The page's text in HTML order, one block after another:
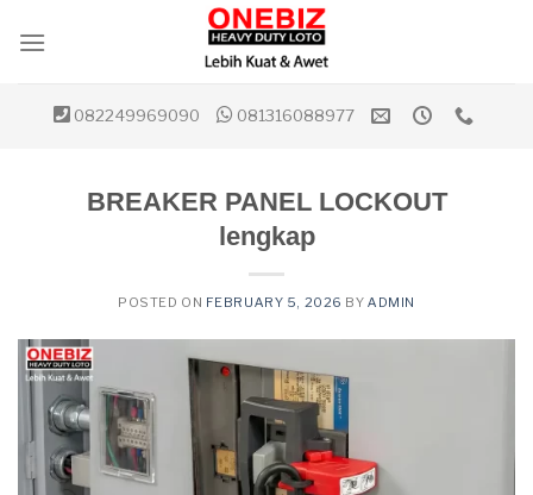
082249969090 081316088977
BREAKER PANEL LOCKOUT
lengkap
POSTED ON FEBRUARY 5, 2026 BY ADMIN